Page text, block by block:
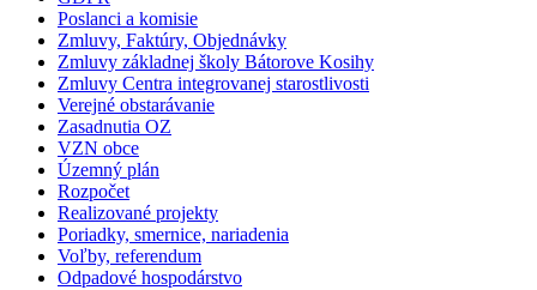
Poslanci a komisie
Zmluvy, Faktúry, Objednávky
Zmluvy základnej školy Bátorove Kosihy
Zmluvy Centra integrovanej starostlivosti
Verejné obstarávanie
Zasadnutia OZ
VZN obce
Územný plán
Rozpočet
Realizované projekty
Poriadky, smernice, nariadenia
Voľby, referendum
Odpadové hospodárstvo